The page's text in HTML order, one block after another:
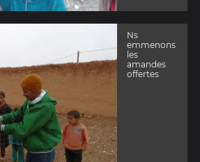
Ns
emmenons
les
amandes
offertes